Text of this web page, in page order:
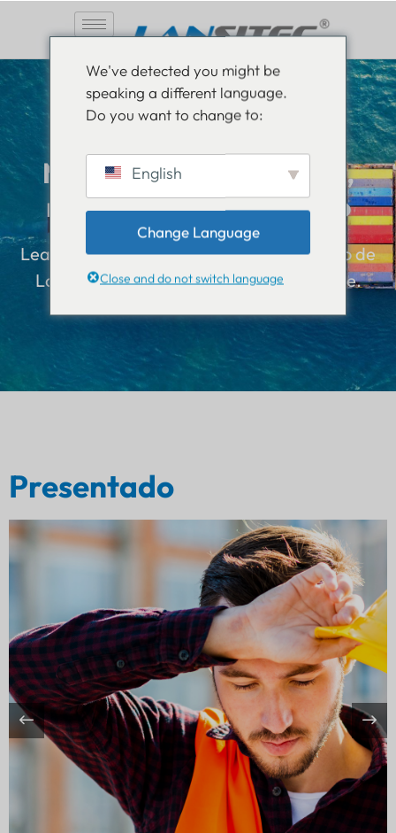
al
contenido
Manténgase informado,
manténgase informado
Lea todo sobre las novedades en el mundo de
Lansitec y manténgase un paso adelante.
Presentado
We've detected you might be
speaking a different language.
Do you want to change to:
English
Change Language
Close and do not switch language